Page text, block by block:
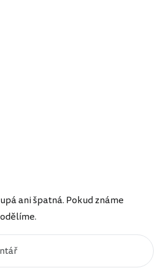
ani špatná. Pokud známe